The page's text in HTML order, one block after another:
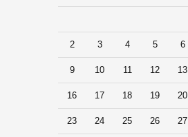
2 3 4 5 6
9 10 11 12 13
16 17 18 19 20
23 24 25 26 27